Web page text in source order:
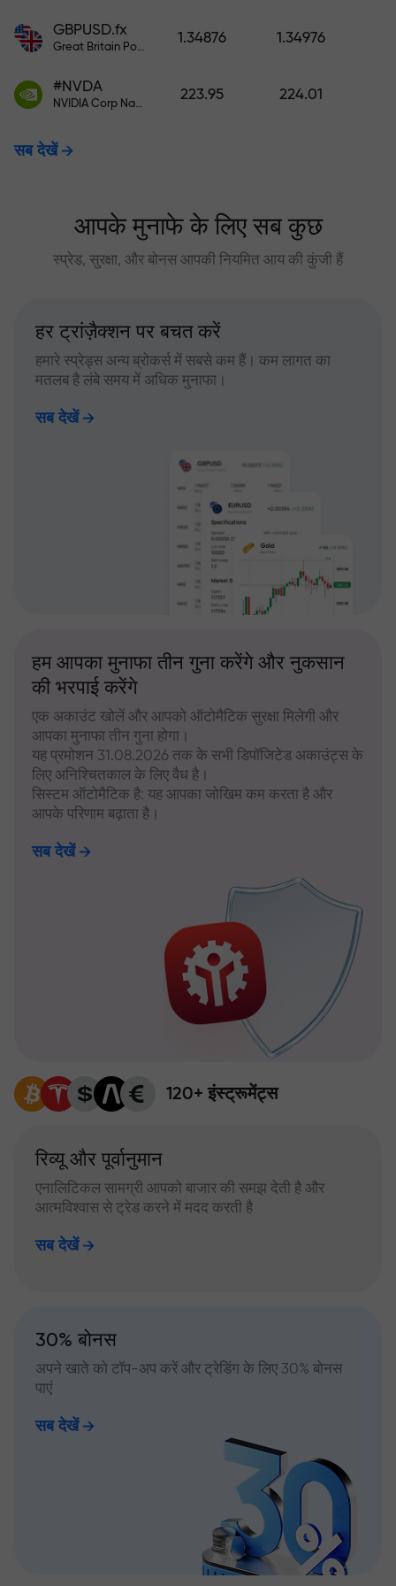
GBPUSD.fx
Great Britain Pound vs US Dollar
1.34876 1.34976
#NVDA
NVIDIA Corp Nasdaq Stock Exchange (Nasdaq) USD
223.95 224.01
सब देखें
आपके मुनाफे के लिए सब कुछ
स्प्रेड, सुरक्षा, और बोनस आपकी नियमित आय की कुंजी हैं
हर ट्रांज़ैक्शन पर बचत करें
हमारे स्प्रेड्स अन्य ब्रोकर्स में सबसे कम हैं। कम लागत का
मतलब है लंबे समय में अधिक मुनाफा।
सब देखें
हम आपका मुनाफा तीन गुना करेंगे और नुकसान
की भरपाई करेंगे
एक अकाउंट खोलें और आपको ऑटोमैटिक सुरक्षा मिलेगी और
आपका मुनाफा तीन गुना होगा।
यह प्रमोशन 31.08.2026 तक के सभी डिपॉजिटेड अकाउंट्स के
लिए अनिश्चितकाल के लिए वैध है।
सिस्टम ऑटोमैटिक है: यह आपका जोखिम कम करता है और
आपके परिणाम बढ़ाता है।
सब देखें
120+ इंस्ट्रूमेंट्स
रिव्यू और पूर्वानुमान
एनालिटिकल सामग्री आपको बाजार की समझ देती है और
आत्मविश्वास से ट्रेड करने में मदद करती है
सब देखें
30% बोनस
अपने खाते को टॉप-अप करें और ट्रेडिंग के लिए 30% बोनस
पाएं
सब देखें